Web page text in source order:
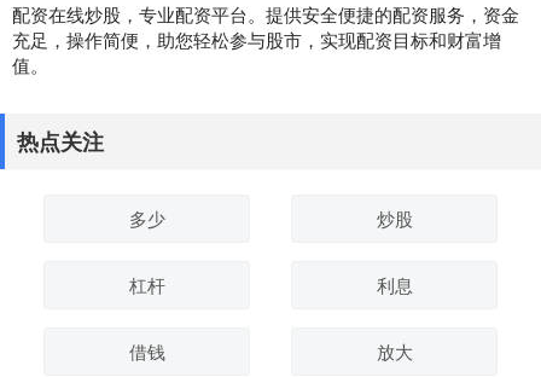
配资在线炒股，专业配资平台。提供安全便捷的配资服务，资金
充足，操作简便，助您轻松参与股市，实现配资目标和财富增
值。
热点关注
多少 炒股
杠杆 利息
借钱 放大